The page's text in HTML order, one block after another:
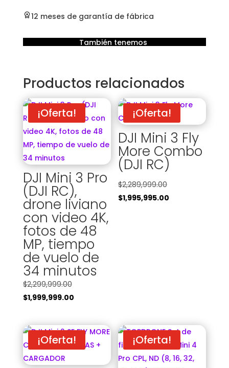
12 meses de garantía de fábrica
También tenemos
Productos relacionados
¡Oferta!
DJI Mini 3 Pro
(DJI RC),
drone liviano
con video 4K,
fotos de 48
MP, tiempo
de vuelo de
34 minutos
$2,299,999.00El
precio
era:
$2,299,999.00.
$1,999,999.00El
actual
es:
$1,999,999.00.
¡Oferta!
DJI Mini 3 Fly
More Combo
(DJI RC)
$2,289,999.00El
precio
$1,995,995.00
¡Oferta! ¡Oferta!